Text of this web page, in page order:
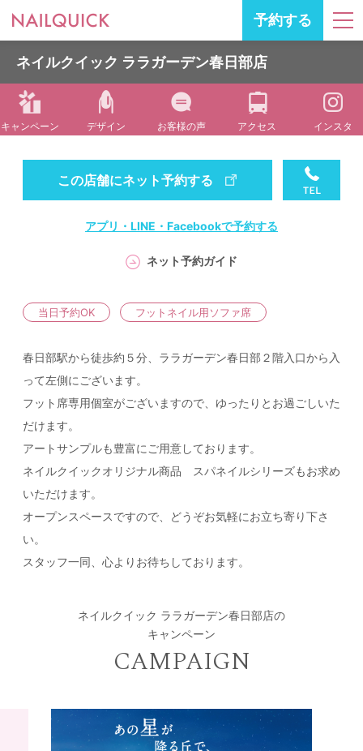
予約する
ネイルクイック ララガーデン春日部店
キャンペーン デザイン お客様の声 アクセス インスタ
この店舗にネット予約する
アプリ・LINE・Facebookで予約する
ネット予約ガイド
当日予約OK フットネイル用ソファ席
春日部駅から徒歩約５分、ララガーデン春日部２階入口から入
って左側にございます。
フット席専用個室がございますので、ゆったりとお過ごしいた
だけます。
アートサンプルも豊富にご用意しております。
ネイルクイックオリジナル商品 スパネイルシリーズもお求め
いただけます。
オープンスペースですので、どうぞお気軽にお立ち寄り下さ
い。
スタッフ一同、心よりお待ちしております。
ネイルクイック ララガーデン春日部店の
キャンペーン
CAMPAIGN